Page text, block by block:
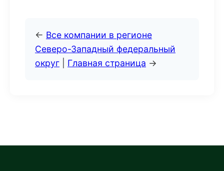
← Все компании в регионе
Северо-Западный федеральный
округ
Главная страница →